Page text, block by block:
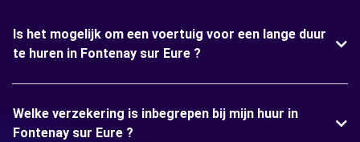
Is het mogelijk om een voertuig voor een lange duur
te huren in Fontenay sur Eure ?
Welke verzekering is inbegrepen bij mijn huur in
Fontenay sur Eure ?